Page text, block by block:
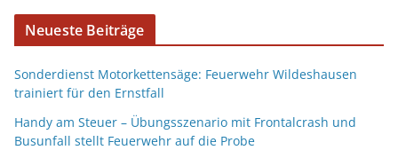
Neueste Beiträge
Sonderdienst Motorkettensäge: Feuerwehr Wildeshausen
trainiert für den Ernstfall
Handy am Steuer – Übungsszenario mit Frontalcrash und
Busunfall stellt Feuerwehr auf die Probe